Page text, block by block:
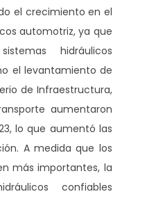
el crecimiento en el
automotriz, ya que
hidráulicos
el levantamiento de
de Infraestructura,
aumentaron
lo que aumentó las
A medida que los
más importantes, la
confiables